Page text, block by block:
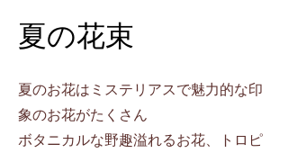
夏の花束
夏のお花はミステリアスで魅力的な印
象のお花がたくさん
ボタニカルな野趣溢れるお花、トロピ